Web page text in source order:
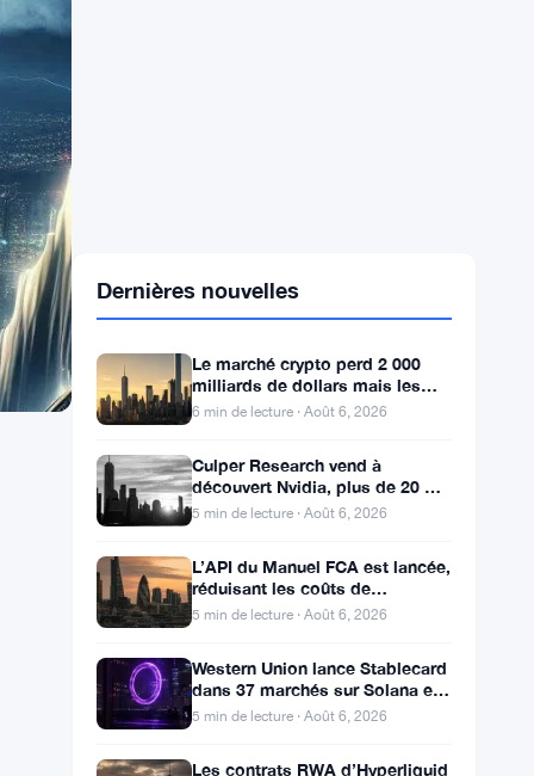
Le marché crypto perd 2 000
traders continuent de miser sur
l’effet de levier
6 min de lecture · Août 6, 2026
Culper Research vend à
des revenus liés à la Chine
5 min de lecture · Août 6, 2026